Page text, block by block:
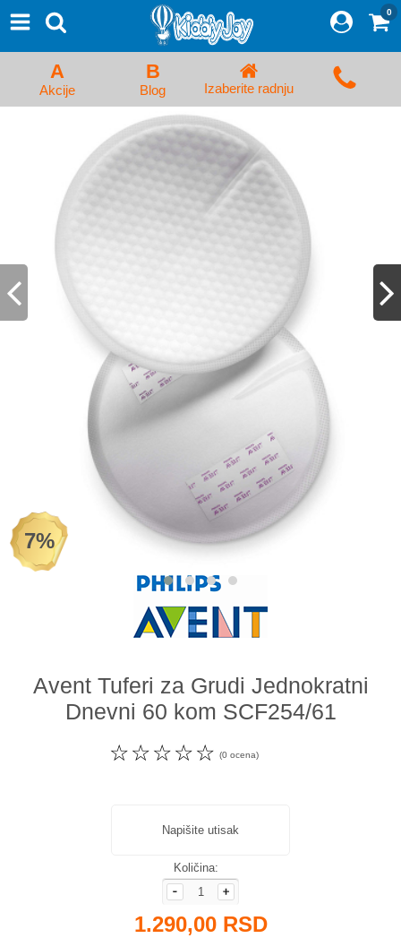
Proizvodi
Početna Prijava/Registracija
Kolica za bebe i dečija kolica
Auto sedišta za decu i bebe
Kreveci, ljuljaške i ležaljke
Hranilice, flašice i cucle
Monitori, Ogradice i tricikli
Posteljine, vrećice i baldahini
Igračke za bebe i decu
AKCIJA
Prodavnica
0
A
Akcije
B
Blog Izaberite radnju
7%
Avent Tuferi za Grudi Jednokratni
Dnevni 60 kom SCF254/61
☆
☆
☆
☆
☆ (0 ocena)
Napišite utisak
Količina:
1.290,00 RSD